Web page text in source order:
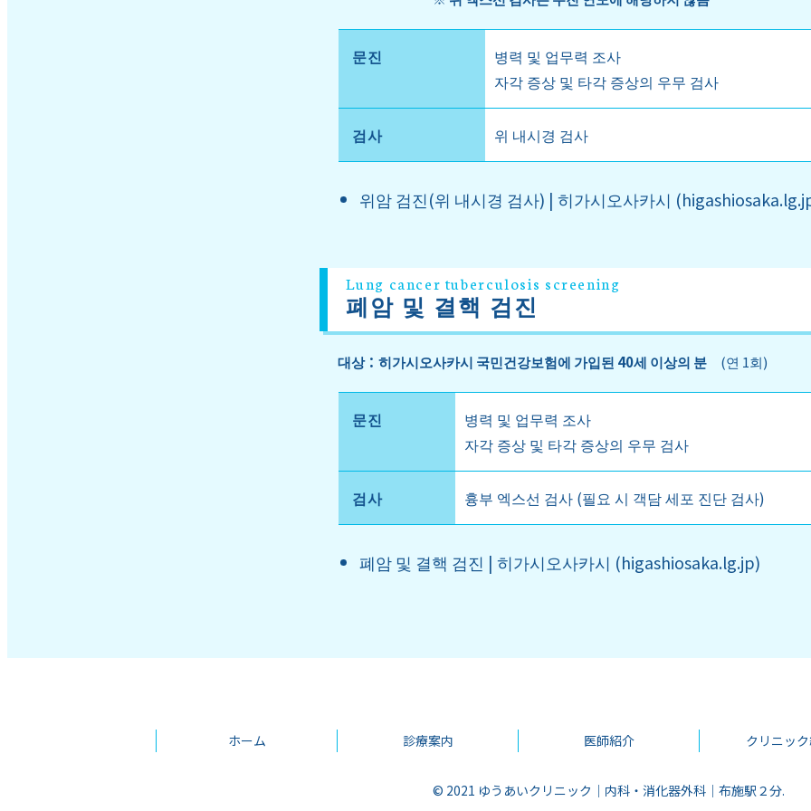
문진
병력 및 업무력 조사
자각 증상 및 타각 증상의 우무 검사
검사 위 내시경 검사
위암 검진(위 내시경 검사) | 히가시오사카시
Lung cancer tuberculosis screening
폐암 및 결핵 검진
대상：히가시오사카시 국민건강보험에 가입된 40세 이상의 분 (연 1회)
문진
병력 및 업무력 조사
자각 증상 및 타각 증상의 우무 검사
검사 흉부 엑스선 검사 (필요 시 객담 세포 진단 검사)
폐암 및 결핵 검진 | 히가시오사카시 (higashiosaka.lg.jp)
ホーム 診療案内 医師紹介 クリニッ
© 2021 ゆうあいクリニック｜内科・消化器外科｜布施駅２分.